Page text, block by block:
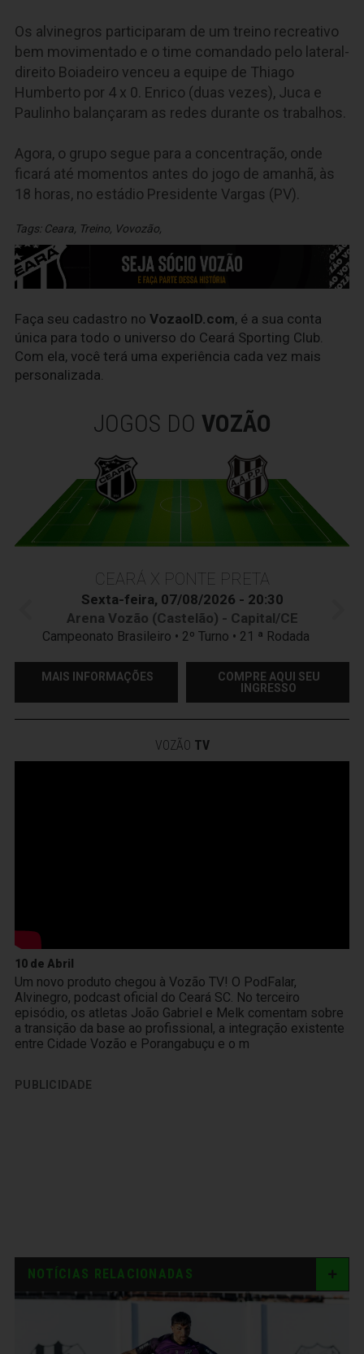
Os alvinegros participaram de um treino recreativo
bem movimentado e o time comandado pelo lateral-
direito Boiadeiro venceu a equipe de Thiago
Humberto por 4 x 0. Enrico (duas vezes), Juca e
Paulinho balançaram as redes durante os trabalhos.
Agora, o grupo segue para a concentração, onde
ficará até momentos antes do jogo de amanhã, às
18 horas, no estádio Presidente Vargas (PV).
Tags: Ceara, Treino, Vovozão,
Faça seu cadastro no VozaoID.com, é a sua conta
única para todo o universo do Ceará Sporting Club.
Com ela, você terá uma experiência cada vez mais
personalizada.
JOGOS DO VOZÃO
CEARÁ X PONTE PRETA
Sexta-feira, 07/08/2026 - 20:30
Arena Vozão (Castelão) - Capital/CE
Campeonato Brasileiro • 2º Turno • 21 ª Rodada
MAIS INFORMAÇÕES
COMPRE AQUI SEU
INGRESSO
VOZÃO TV
10 de Abril
Um novo produto chegou à Vozão TV! O PodFalar,
Alvinegro, podcast oficial do Ceará SC. No terceiro
episódio, os atletas João Gabriel e Melk comentam sobre
a transição da base ao profissional, a integração existente
entre Cidade Vozão e Porangabuçu e o m
PUBLICIDADE
NOTÍCIAS RELACIONADAS